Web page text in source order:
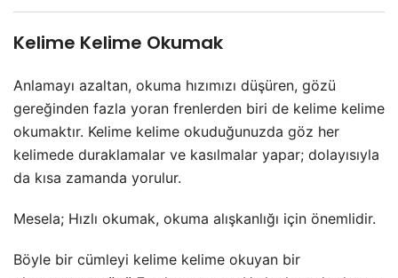
Kelime Kelime Okumak
Anlamayı azaltan, okuma hızımızı düşüren, gözü
gereğinden fazla yoran frenlerden biri de kelime kelime
okumaktır. Kelime kelime okuduğunuzda göz her
kelimede duraklamalar ve kasılmalar yapar; dolayısıyla
da kısa zamanda yorulur.
Mesela; Hızlı okumak, okuma alışkanlığı için önemlidir.
Böyle bir cümleyi kelime kelime okuyan bir